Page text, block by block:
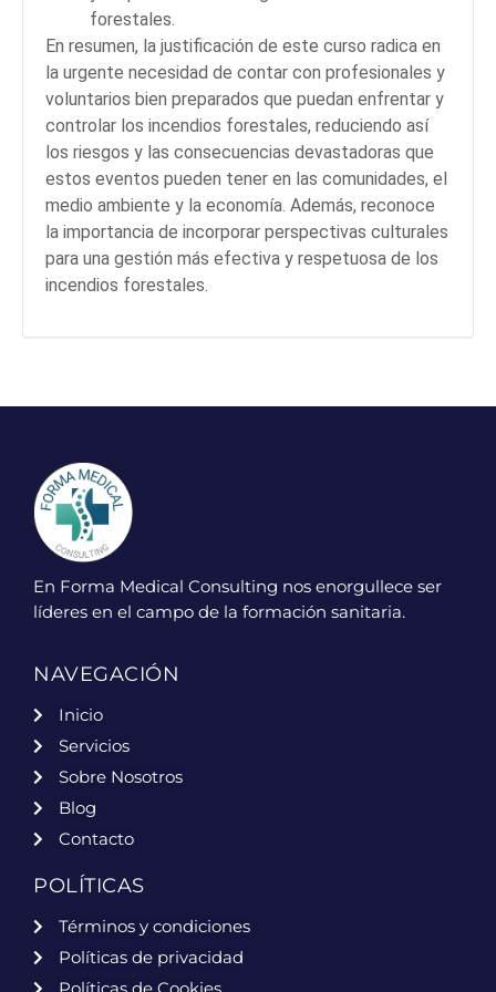
forestales.
En resumen, la justificación de este curso radica en
la urgente necesidad de contar con profesionales y
voluntarios bien preparados que puedan enfrentar y
controlar los incendios forestales, reduciendo así
los riesgos y las consecuencias devastadoras que
estos eventos pueden tener en las comunidades, el
medio ambiente y la economía. Además, reconoce
la importancia de incorporar perspectivas culturales
para una gestión más efectiva y respetuosa de los
incendios forestales.
En Forma Medical Consulting nos enorgullece ser
líderes en el campo de la formación sanitaria.
NAVEGACIÓN
Inicio
Servicios
Sobre Nosotros
Blog
Contacto
POLÍTICAS
Términos y condiciones
Políticas de privacidad